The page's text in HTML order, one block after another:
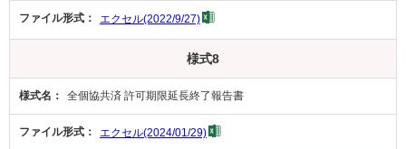
エクセル(2022/9/27)
様式8
全個協共済 許可期限延長終了報告書
エクセル(2024/01/29)